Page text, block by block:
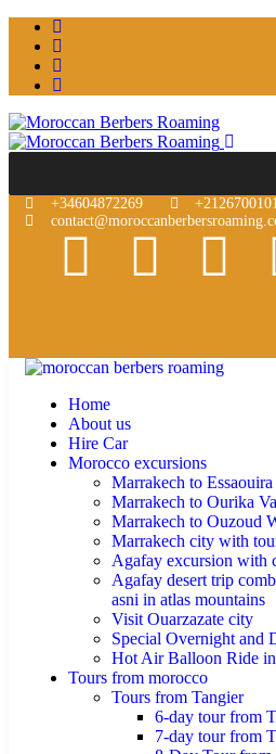
+34604872269
Home
About us
Hire Car
Morocco excursions
Marrakech to Essaouira
Marrakech to Ourika
Marrakech to Ouzoud
Marrakech city with
Agafay excursion with
Agafay desert trip
asni in atlas mountains
Visit Ouarzazate city
Special Overnight and
Hot Air Balloon Ride
Tours from morocco
Tours from Tangier
6-day tour from
7-day tour from